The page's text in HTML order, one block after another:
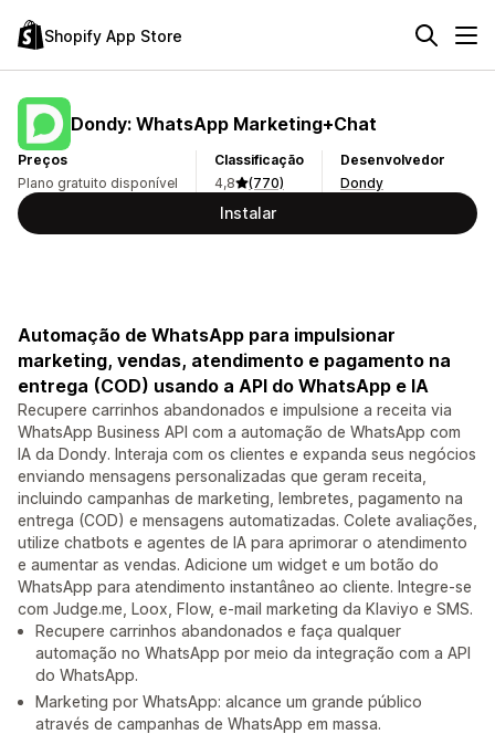
Shopify App Store
Dondy: WhatsApp Marketing+Chat
Preços
Plano gratuito disponível
Classificação
4,8
(770)
Desenvolvedor
Dondy
Instalar
Automação de WhatsApp para impulsionar
marketing, vendas, atendimento e pagamento na
entrega (COD) usando a API do WhatsApp e IA
Recupere carrinhos abandonados e impulsione a receita via
WhatsApp Business API com a automação de WhatsApp com
IA da Dondy. Interaja com os clientes e expanda seus negócios
enviando mensagens personalizadas que geram receita,
incluindo campanhas de marketing, lembretes, pagamento na
entrega (COD) e mensagens automatizadas. Colete avaliações,
utilize chatbots e agentes de IA para aprimorar o atendimento
e aumentar as vendas. Adicione um widget e um botão do
WhatsApp para atendimento instantâneo ao cliente. Integre-se
com Judge.me, Loox, Flow, e-mail marketing da Klaviyo e SMS.
Recupere carrinhos abandonados e faça qualquer
automação no WhatsApp por meio da integração com a API
do WhatsApp.
Marketing por WhatsApp: alcance um grande público
através de campanhas de WhatsApp em massa.